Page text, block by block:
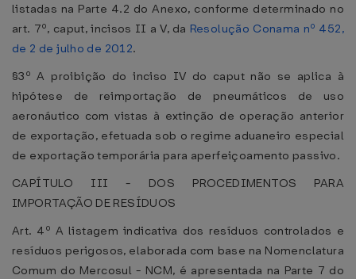
listadas na Parte 4.2 do Anexo, conforme determinado no
art. 7º, caput, incisos II a V, da Resolução Conama nº 452,
de 2 de julho de 2012.
§3º A proibição do inciso IV do caput não se aplica à
hipótese de reimportação de pneumáticos de uso
aeronáutico com vistas à extinção de operação anterior
de exportação, efetuada sob o regime aduaneiro especial
de exportação temporária para aperfeiçoamento passivo.
CAPÍTULO III - DOS PROCEDIMENTOS PARA
IMPORTAÇÃO DE RESÍDUOS
Art. 4º A listagem indicativa dos resíduos controlados e
resíduos perigosos, elaborada com base na Nomenclatura
Comum do Mercosul - NCM, é apresentada na Parte 7 do